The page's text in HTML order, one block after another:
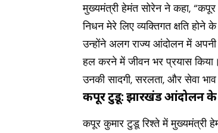
मुख्यमंत्री हेमंत सोरेन ने कहा,
निधन मेरे लिए व्यक्तिगत क्षति
उन्होंने अलग राज्य आंदोलन में
हल करने में जीवन भर प्रयास किया।
उनकी सादगी, सरलता, और सेवा
कपूर टुडू: झारखंड आंदोलन
कपूर कुमार टुडू रिश्ते में मुख्यमंत्री